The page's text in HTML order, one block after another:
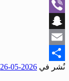
WhatsApp
Viber
Snapchat
Email
Share
نُشر في 2026-05-26